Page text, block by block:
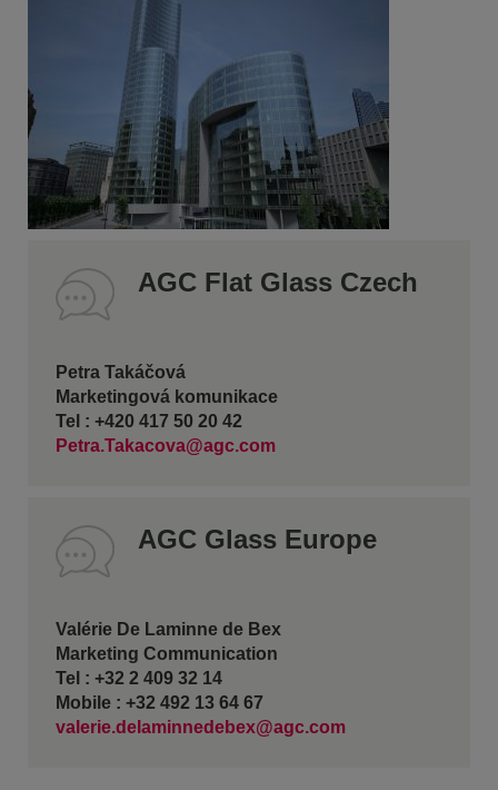
AGC Flat Glass Czech
Petra Takáčová
Marketingová komunikace
Tel : +420 417 50 20 42
Petra.Takacova@agc.com
AGC Glass Europe
Valérie De Laminne de Bex
Marketing Communication
Tel : +32 2 409 32 14
Mobile : +32 492 13 64 67
valerie.delaminnedebex@agc.com